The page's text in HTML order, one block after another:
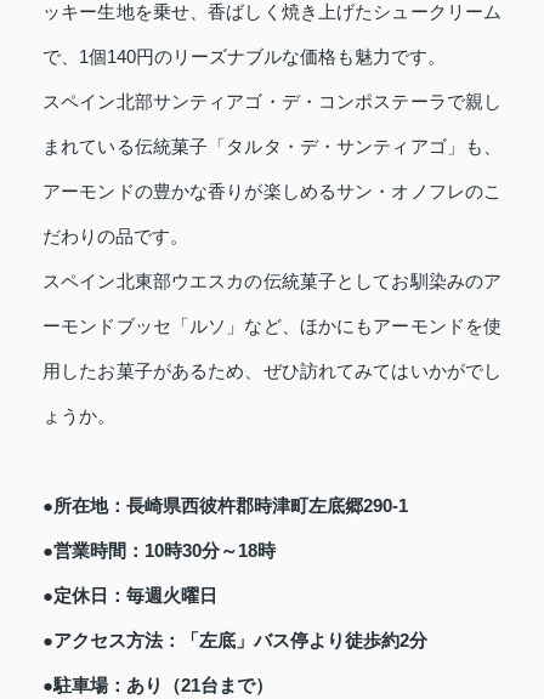
ッキー生地を乗せ、香ばしく焼き上げたシュークリーム
で、1個140円のリーズナブルな価格も魅力です。
スペイン北部サンティアゴ・デ・コンポステーラで親し
まれている伝統菓子「タルタ・デ・サンティアゴ」も、
アーモンドの豊かな香りが楽しめるサン・オノフレのこ
だわりの品です。
スペイン北東部ウエスカの伝統菓子としてお馴染みのア
ーモンドブッセ「ルソ」など、ほかにもアーモンドを使
用したお菓子があるため、ぜひ訪れてみてはいかがでし
ょうか。
●所在地：長崎県西彼杵郡時津町左底郷290-1
●営業時間：10時30分～18時
●定休日：毎週火曜日
●アクセス方法：「左底」バス停より徒歩約2分
●駐車場：あり（21台まで）